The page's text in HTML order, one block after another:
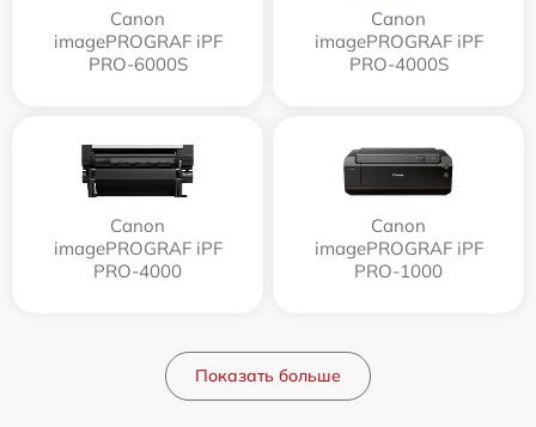
Canon
imagePROGRAF iPF
PRO-6000S
Canon
imagePROGRAF iPF
PRO-4000S
Canon
imagePROGRAF iPF
PRO-4000
Canon
imagePROGRAF iPF
PRO-1000
Показать больше